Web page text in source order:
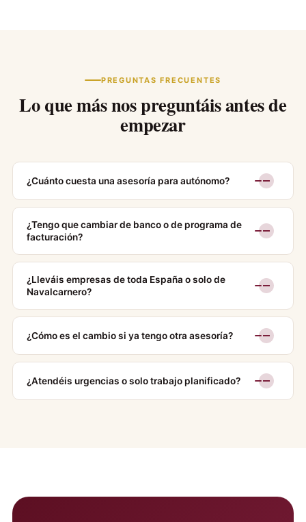
PREGUNTAS FRECUENTES
Lo que más nos preguntáis antes de
empezar
¿Cuánto cuesta una asesoría para autónomo?
¿Tengo que cambiar de banco o de programa de
facturación?
¿Lleváis empresas de toda España o solo de
Navalcarnero?
¿Cómo es el cambio si ya tengo otra asesoría?
¿Atendéis urgencias o solo trabajo planificado?